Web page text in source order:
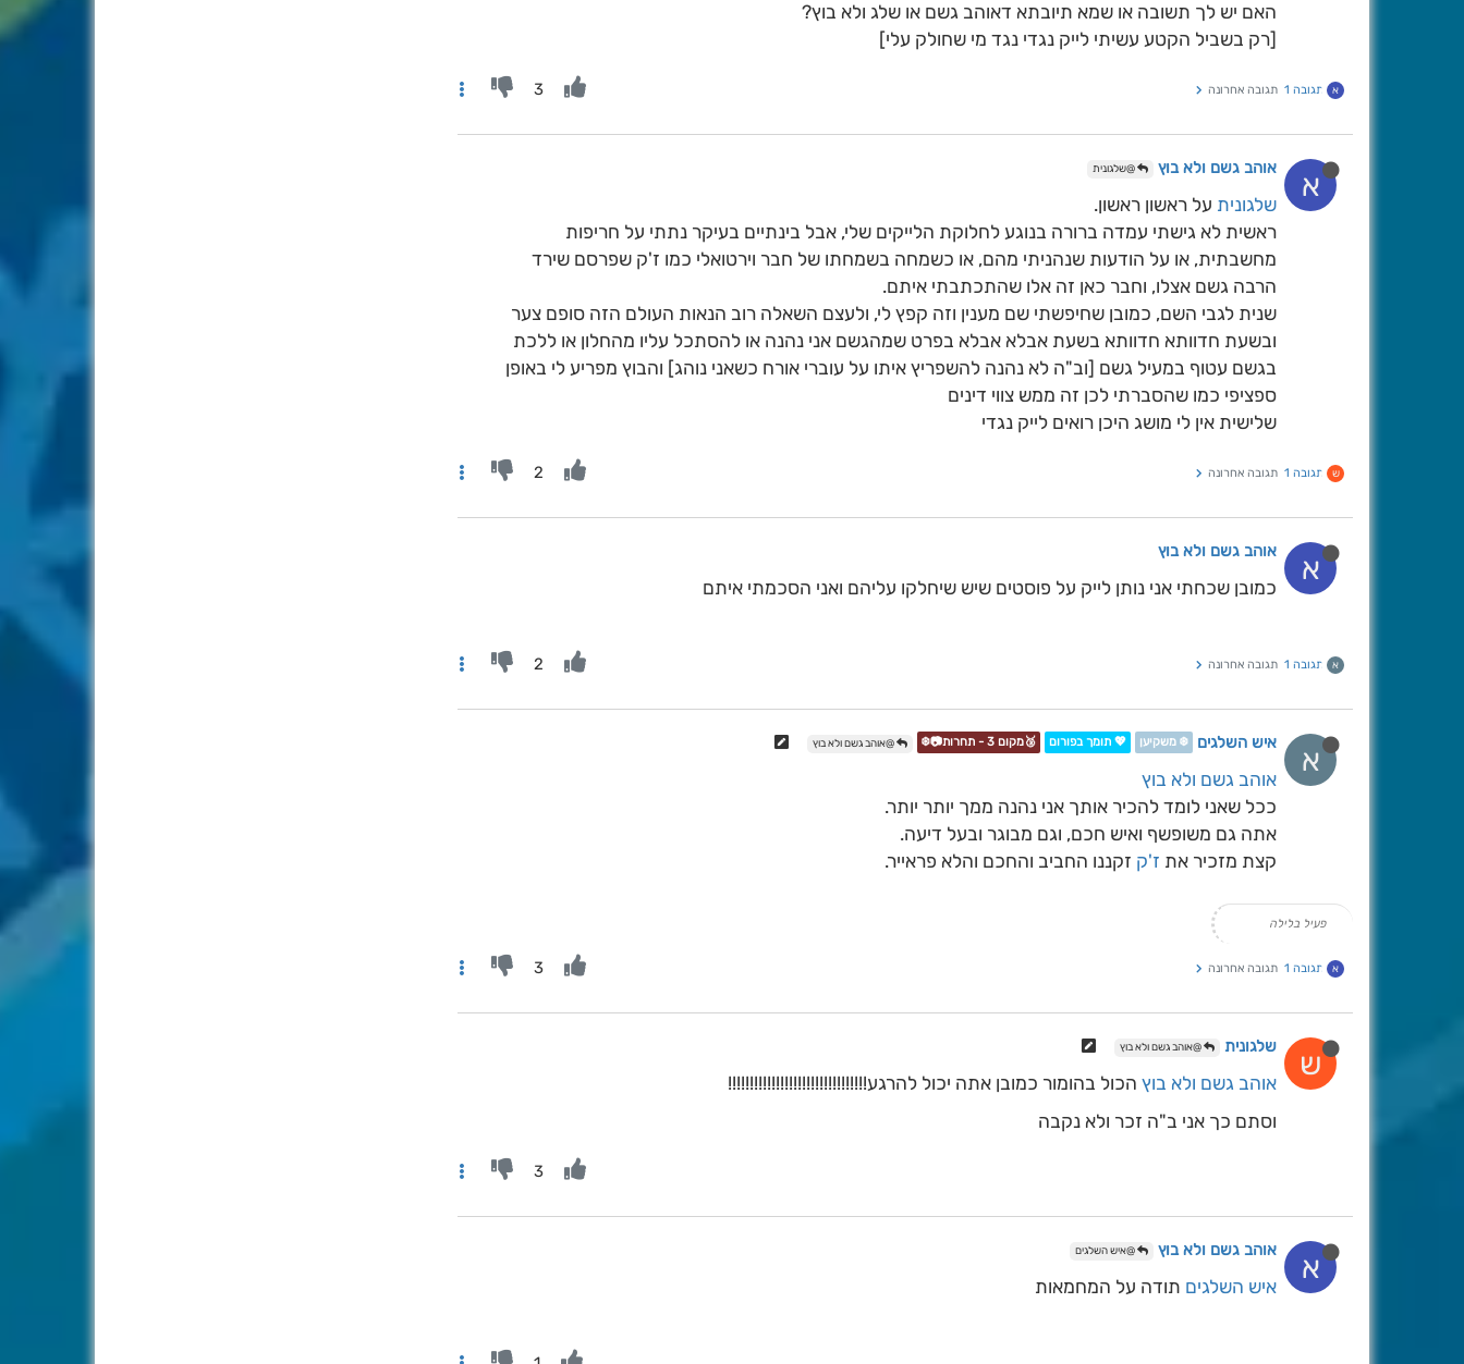
האם יש לך תשובה או שמא תיובתא דאוהב גשם או שלג ולא בוץ?
[רק בשביל הקטע עשיתי לייק נגדי נגד מי שחולק עלי]
א תגובה 1 תגובה אחרונה 3
א אוהב גשם ולא בוץ @שלגונית
שלגונית על ראשון ראשון.
ראשית לא גישתי עמדה ברורה בנוגע לחלוקת הלייקים שלי, אבל בינתיים בעיקר נתתי על חריפות
מחשבתית, או על הודעות שנהניתי מהם, או כשמחה בשמחתו של חבר וירטואלי כמו ז'ק שפרסם שירד
הרבה גשם אצלו, וחבר כאן זה אלו שהתכתבתי איתם.
שנית לגבי השם, כמובן שחיפשתי שם מענין וזה קפץ לי, ולעצם השאלה רוב הנאות העולם הזה סופם צער
ובשעת חדוותא חדוותא בשעת אבלא אבלא בפרט שמהגשם אני נהנה או להסתכל עליו מהחלון או ללכת
בגשם עטוף במעיל גשם [וב"ה לא נהנה להשפריץ איתו על עוברי אורח כשאני נוהג] והבוץ מפריע לי באופן
ספציפי כמו שהסברתי לכן זה ממש צווי דינים
שלישית אין לי מושג היכן רואים לייק נגדי
ש תגובה 1 תגובה אחרונה 2
א אוהב גשם ולא בוץ
כמובן שכחתי אני נותן לייק על פוסטים שיש שיחלקו עליהם ואני הסכמתי איתם
א תגובה 1 תגובה אחרונה 2
א איש השלגים ❄️ משקיען 💖 תומך בפורום 🥉מקום 3 - תחרות📷❄️ @אוהב גשם ולא בוץ
אוהב גשם ולא בוץ
ככל שאני לומד להכיר אותך אני נהנה ממך יותר יותר.
אתה גם משופשף ואיש חכם, וגם מבוגר ובעל דיעה.
קצת מזכיר את ז'ק זקננו החביב והחכם והלא פראייר.
פעיל בלילה
א תגובה 1 תגובה אחרונה 3
ש שלגונית @אוהב גשם ולא בוץ
אוהב גשם ולא בוץ הכול בהומור כמובן אתה יכול להרגע!!!!!!!!!!!!!!!!!!!!!!!!!!!!!!!!
וסתם כך אני ב"ה זכר ולא נקבה
3
א אוהב גשם ולא בוץ @איש השלגים
איש השלגים תודה על המחמאות